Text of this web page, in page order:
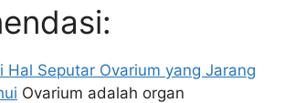
Hal Seputar Ovarium yang Jarang
Ovarium adalah organ